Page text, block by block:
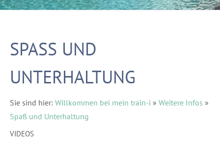
SPASS UND U
NTERHALTUNG
Sie sind hier: Willkommen bei mein train-i » Weitere Infos »
Spaß und Unterhaltung
VIDEOS